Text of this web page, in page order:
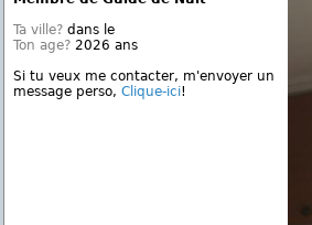
Ta ville? dans le
Ton age? 2026 ans
Si tu veux me contacter, m'envoyer un
message perso, Clique-ici!